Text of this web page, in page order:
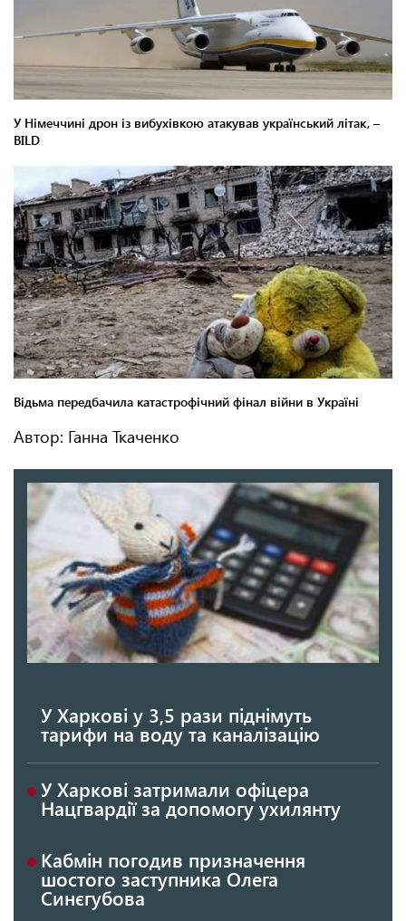
Автор: Ганна Ткаченко
У Харкові у 3,5 рази піднімуть
тарифи на воду та каналізацію
У Харкові затримали офіцера
Нацгвардії за допомогу ухилянту
Кабмін погодив призначення
шостого заступника Олега
Синєгубова